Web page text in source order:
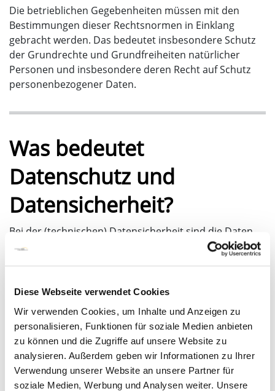
Diese Webseite verwendet Cookies
Wir verwenden Cookies, um Inhalte und Anzeigen zu
personalisieren, Funktionen für soziale Medien anbieten
zu können und die Zugriffe auf unsere Website zu
analysieren. Außerdem geben wir Informationen zu Ihrer
Verwendung unserer Website an unsere Partner für
soziale Medien, Werbung und Analysen weiter. Unsere
Die betrieblichen Gegebenheiten müssen mit den
Bestimmungen dieser Rechtsnormen in Einklang
gebracht werden. Das bedeutet insbesondere Schutz
der Grundrechte und Grundfreiheiten natürlicher
Personen und insbesondere deren Recht auf Schutz
personenbezogener Daten.
Was bedeutet
Datenschutz und
Datensicherheit?
Bei der (technischen) Datensicherheit sind die Daten
selbst zu schützen, beim Datenschutz muss das
Persönlichkeitsrecht der/des Einzelnen geschützt
Rede, die in Datenverarbeitungsanlagen gespeichert
und/oder verarbeitet werden. Datenschutz im
Krankenhaus umfasst also zum einen die
Datensicherheit und Datensicherung, die vornehmlich
von der IT sichergestellt werden. Zum anderen geht es
um den Schutz der Patientendaten und der
Mitarbeiterdaten, aber auch von Lieferanten oder